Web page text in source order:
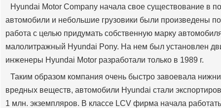
Hyundai Motor Company начала свое существование в
автомобили и небольшие грузовики были произведены
работа с целью придумать собственную марку
малолитражный Hyundai Pony. На нем был установлен
инженеры Hyundai Motor разработали только в 1989 г.
Таким образом компания очень быстро завоевала
вредных веществ, автомобили Hyundai стали
1 млн. экземпляров. В классе LCV фирма начала